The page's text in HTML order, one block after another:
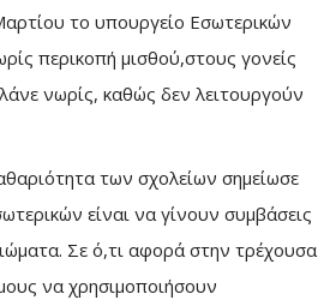
το υπουργείο Εσωτερικών
περικοπή μισθού,στους γονείς
νωρίς, καθώς δεν λειτουργούν
των σχολείων σημείωσε
είναι να γίνουν συμβάσεις
Σε ό,τι αφορά στην τρέχουσα
να χρησιμοποιήσουν